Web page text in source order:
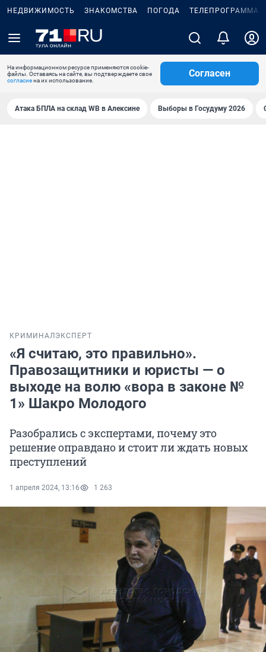
НЕДВИЖИМОСТЬ ЗНАКОМСТВА ПОГОДА ТЕЛЕПРОГРАММА
На информационном ресурсе применяются cookie-
файлы. Оставаясь на сайте, вы подтверждаете свое
согласиена их использование.
Согласен
Атака БПЛА на склад WB в Алексине Выборы в Госудуму 2026
КРИМИНАЛ ЭКСПЕРТ
«Я считаю, это правильно».
Правозащитники и юристы — о
выходе на волю «вора в законе №
1» Шакро Молодого
Разобрались с экспертами, почему это
решение оправдано и стоит ли ждать новых
преступлений
1 апреля 2024, 13:16 1 263